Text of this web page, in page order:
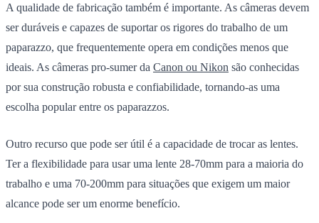
A qualidade de fabricação também é importante. As câmeras devem
ser duráveis e capazes de suportar os rigores do trabalho de um
paparazzo, que frequentemente opera em condições menos que
ideais. As câmeras pro-sumer da Canon ou Nikon são conhecidas
por sua construção robusta e confiabilidade, tornando-as uma
escolha popular entre os paparazzos.
Outro recurso que pode ser útil é a capacidade de trocar as lentes.
Ter a flexibilidade para usar uma lente 28-70mm para a maioria do
trabalho e uma 70-200mm para situações que exigem um maior
alcance pode ser um enorme benefício.